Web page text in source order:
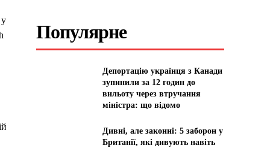
Популярне
Депортацію українця з Канади
зупинили за 12 годин до
вильоту через втручання
міністра: що відомо
Дивні, але законні: 5 заборон у
Британії, які дивують навіть